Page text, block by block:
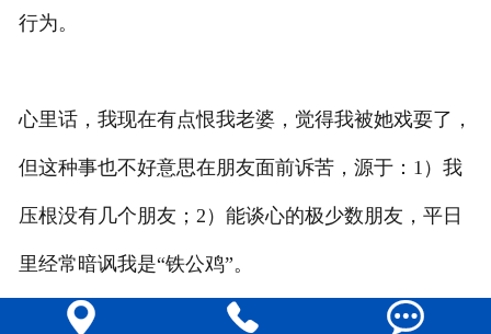
行为。
心里话，我现在有点恨我老婆，觉得我被她戏耍了，
但这种事也不好意思在朋友面前诉苦，源于：1）我
压根没有几个朋友；2）能谈心的极少数朋友，平日
里经常暗讽我是“铁公鸡”。
  